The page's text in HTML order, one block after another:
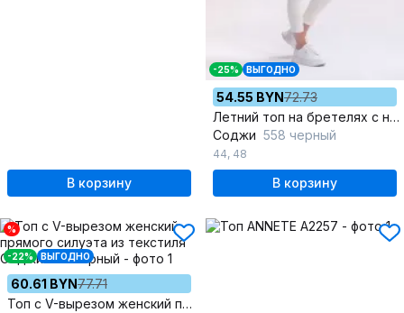
В корзину
-25% ВЫГОДНО
54.55 BYN72.73
Летний топ на бретелях с нагрудной вытачкой
Соджи 558 черный
44, 48
В корзину
%
-22% ВЫГОДНО
60.61 BYN77.71
Топ с V-вырезом женский прямого силуэта из текстиля